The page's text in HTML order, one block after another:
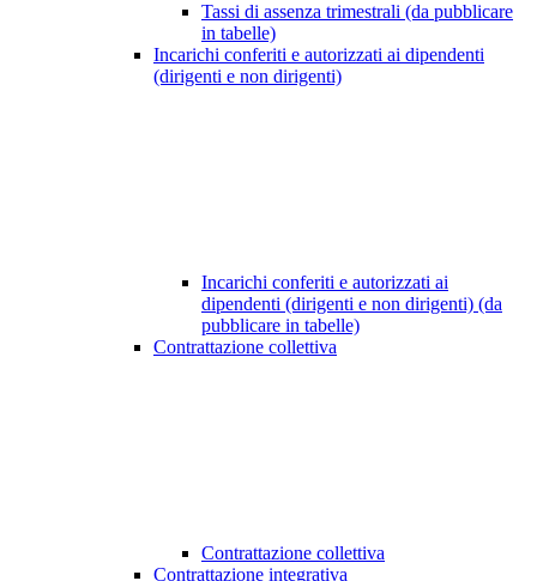
Tassi di assenza trimestrali (da pubblicare
in tabelle)
Incarichi conferiti e autorizzati ai dipendenti
(dirigenti e non dirigenti)
Incarichi conferiti e autorizzati ai
dipendenti (dirigenti e non dirigenti) (da
pubblicare in tabelle)
Contrattazione collettiva
Contrattazione collettiva
Contrattazione integrativa